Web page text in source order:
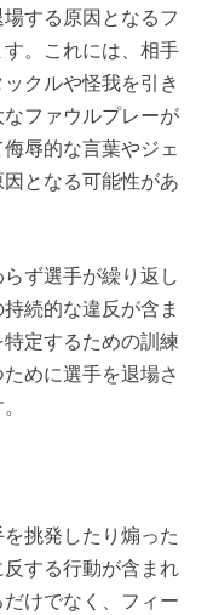
する原因となるフ
。これには、相手
クルや怪我を引き
ファウルプレーが
辱的な言葉やジェ
となる可能性があ
ず選手が繰り返し
続的な違反が含ま
定するための訓練
めに選手を退場さ
挑発したり煽った
する行動が含まれ
けでなく、フィー